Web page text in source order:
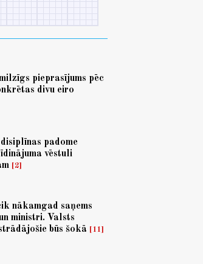
pieprasījums pēc
divu eiro
padome
vēstuli
2
nākamgad saņems
ministri. Valsts
būs šokā
11